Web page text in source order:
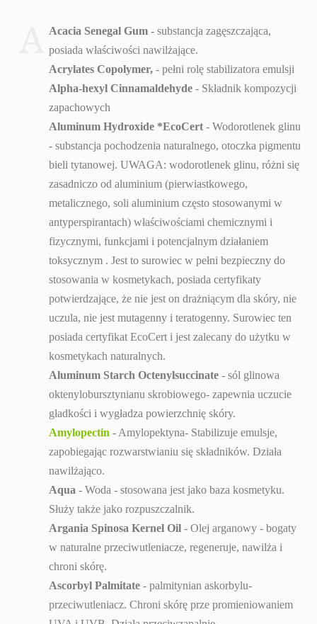
Acacia Senegal Gum - substancja zagęszczająca,
posiada właściwości nawilżające.
Acrylates Copolymer, - pełni rolę stabilizatora emulsji
Alpha-hexyl Cinnamaldehyde - Składnik kompozycji
zapachowych
Aluminum Hydroxide *EcoCert - Wodorotlenek glinu
- substancja pochodzenia naturalnego, otoczka pigmentu
bieli tytanowej. UWAGA: wodorotlenek glinu, różni się
zasadniczo od aluminium (pierwiastkowego,
metalicznego, soli aluminium często stosowanymi w
antyperspirantach) właściwościami chemicznymi i
fizycznymi, funkcjami i potencjalnym działaniem
toksycznym . Jest to surowiec w pełni bezpieczny do
stosowania w kosmetykach, posiada certyfikaty
potwierdzające, że nie jest on drażniącym dla skóry, nie
uczula, nie jest mutagenny i teratogenny. Surowiec ten
posiada certyfikat EcoCert i jest zalecany do użytku w
kosmetykach naturalnych.
Aluminum Starch Octenylsuccinate - sól glinowa
oktenylobursztynianu skrobiowego- zapewnia uczucie
gładkości i wygładza powierzchnię skóry.
Amylopectin - Amylopektyna- Stabilizuje emulsje,
zapobiegając rozwarstwianiu się składników. Działa
nawilżająco.
Aqua - Woda - stosowana jest jako baza kosmetyku.
Służy także jako rozpuszczalnik.
Argania Spinosa Kernel Oil - Olej arganowy - bogaty
w naturalne przeciwutleniacze, regeneruje, nawilża i
chroni skórę.
Ascorbyl Palmitate - palmitynian askorbylu-
przeciwutleniacz. Chroni skórę prze promieniowaniem